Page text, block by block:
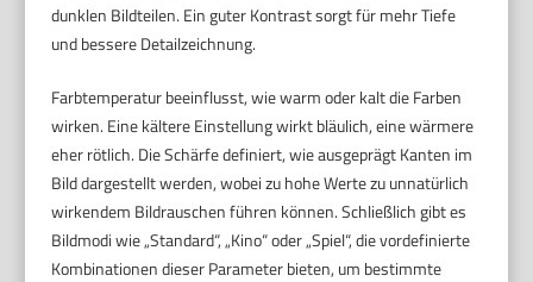
dunklen Bildteilen. Ein guter Kontrast sorgt für mehr Tiefe
und bessere Detailzeichnung.
Farbtemperatur beeinflusst, wie warm oder kalt die Farben
wirken. Eine kältere Einstellung wirkt bläulich, eine wärmere
eher rötlich. Die Schärfe definiert, wie ausgeprägt Kanten im
Bild dargestellt werden, wobei zu hohe Werte zu unnatürlich
wirkendem Bildrauschen führen können. Schließlich gibt es
Bildmodi wie „Standard“, „Kino“ oder „Spiel“, die vordefinierte
Kombinationen dieser Parameter bieten, um bestimmte